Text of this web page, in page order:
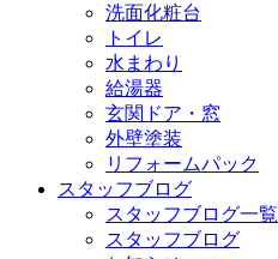
洗面化粧台
トイレ
水まわり
給湯器
玄関ドア・窓
外壁塗装
リフォームパック
スタッフブログ
スタッフブログ一覧
スタッフブログ